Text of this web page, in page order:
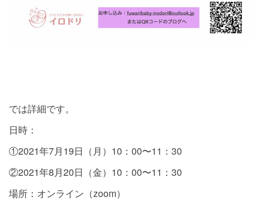
では詳細です。
日時：
①2021年7月19日（月）10：00〜11：30
②2021年8月20日（金）10：00〜11：30
場所：オンライン（zoom）